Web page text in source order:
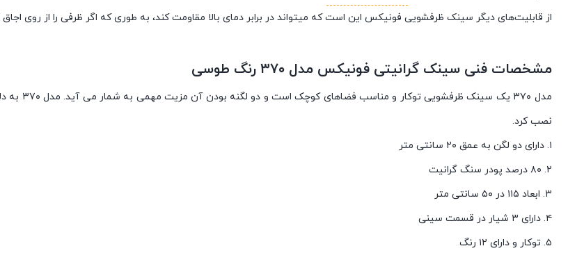
از قابلیت‌های دیگر سینک ظرفشویی فونیکس این است که میتواند در برابر دمای بالا مقاومت کند، به طوری که اگر ظرفی را از روی
مشخصات فنی سینک گرانیتی فونیکس مدل ۳۷۰ رنگ طوسی
مدل ۳۷۰
نصب کرد.
۱. دارای دو لگن به عمق ۲۰ سانتی متر
۲. ۸۰ درصد پودر سنگ گرانیت
۳. ابعاد ۱۱۵ در ۵۰ سانتی متر
۴. دارای ۳ شیار در قسمت سینی
۵. توکار و دارای ۱۲ رنگ